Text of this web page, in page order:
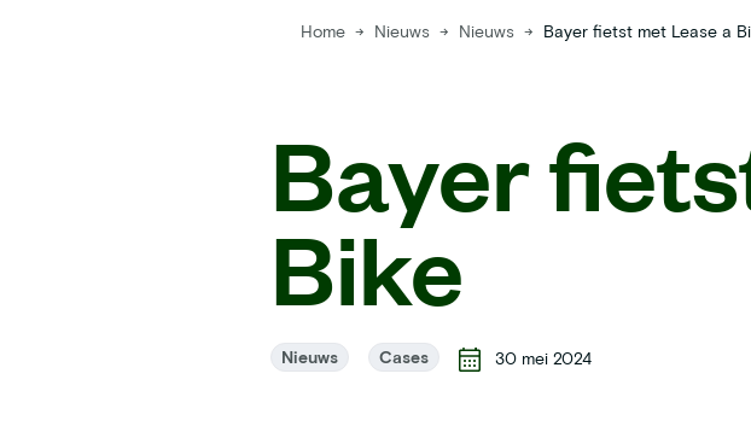
Home → Nieuws → Nieuws → Bayer fietst met Lease a
Bayer
Bike
Nieuws Cases 30 mei 2024